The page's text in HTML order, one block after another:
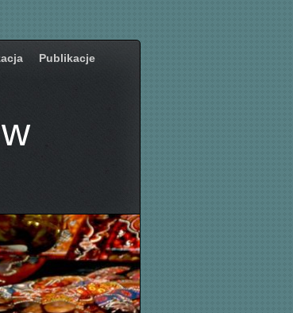
Publikacje